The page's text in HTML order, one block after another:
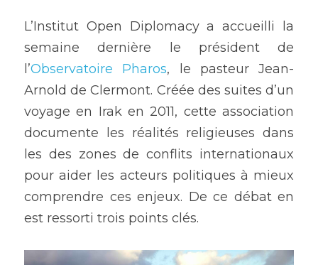
L’Institut Open Diplomacy a accueilli la
semaine dernière le président de
l’Observatoire Pharos, le pasteur Jean-
Arnold de Clermont. Créée des suites d’un
voyage en Irak en 2011, cette association
documente les réalités religieuses dans
les des zones de conflits internationaux
pour aider les acteurs politiques à mieux
comprendre ces enjeux. De ce débat en
est ressorti trois points clés.